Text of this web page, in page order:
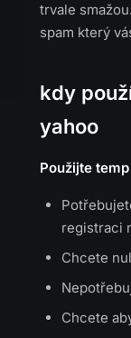
trvale
spam který
kdy
yahoo
Použijte
registraci
Chcete
Chcete